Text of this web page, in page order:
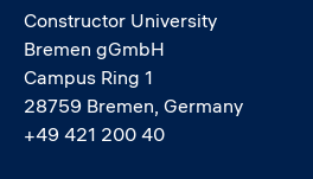
Constructor University
Bremen gGmbH
Campus Ring 1
28759 Bremen, Germany
+49 421 200 40